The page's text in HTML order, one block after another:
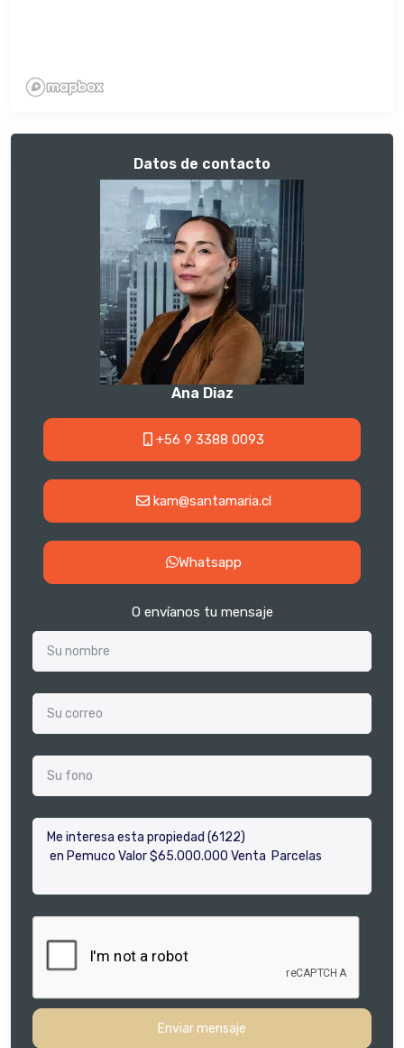
Datos de contacto
Ana Diaz
+56 9 3388 0093
kam@santamaria.cl
Whatsapp
O envíanos tu mensaje
Enviar mensaje